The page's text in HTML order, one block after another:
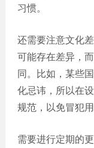
习惯。
还需要注意文化
可能存在差异，
同。比如，某些
化忌讳，所以在
规范，以免冒犯用
需要进行定期的